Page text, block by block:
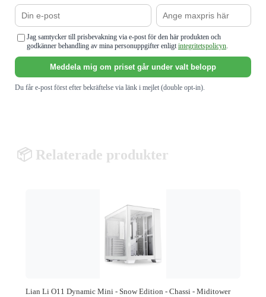
Jag samtycker till prisbevakning via e-post för den här produkten och
godkänner behandling av mina personuppgifter enligtintegritetspolicyn.
Meddela mig om priset går under valt belopp
Du får e-post först efter bekräftelse via länk i mejlet (double opt-in).
📦 Relaterade produkter
Lian Li O11 Dynamic Mini - Snow Edition - Chassi - Miditower